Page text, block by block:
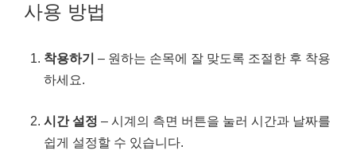
사용 방법
착용하기 – 원하는 손목에 잘 맞도록 조절한 후 착용
하세요.
시간 설정 – 시계의 측면 버튼을 눌러 시간과 날짜를
쉽게 설정할 수 있습니다.